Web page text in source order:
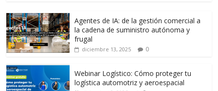
o
k
p
p
m ti
r
Agentes de IA: de la gestión comercial a
la cadena de suministro autónoma y
frugal
diciembre 13, 2025 0
Webinar Logístico: Cómo proteger tu
logística automotriz y aeroespacial